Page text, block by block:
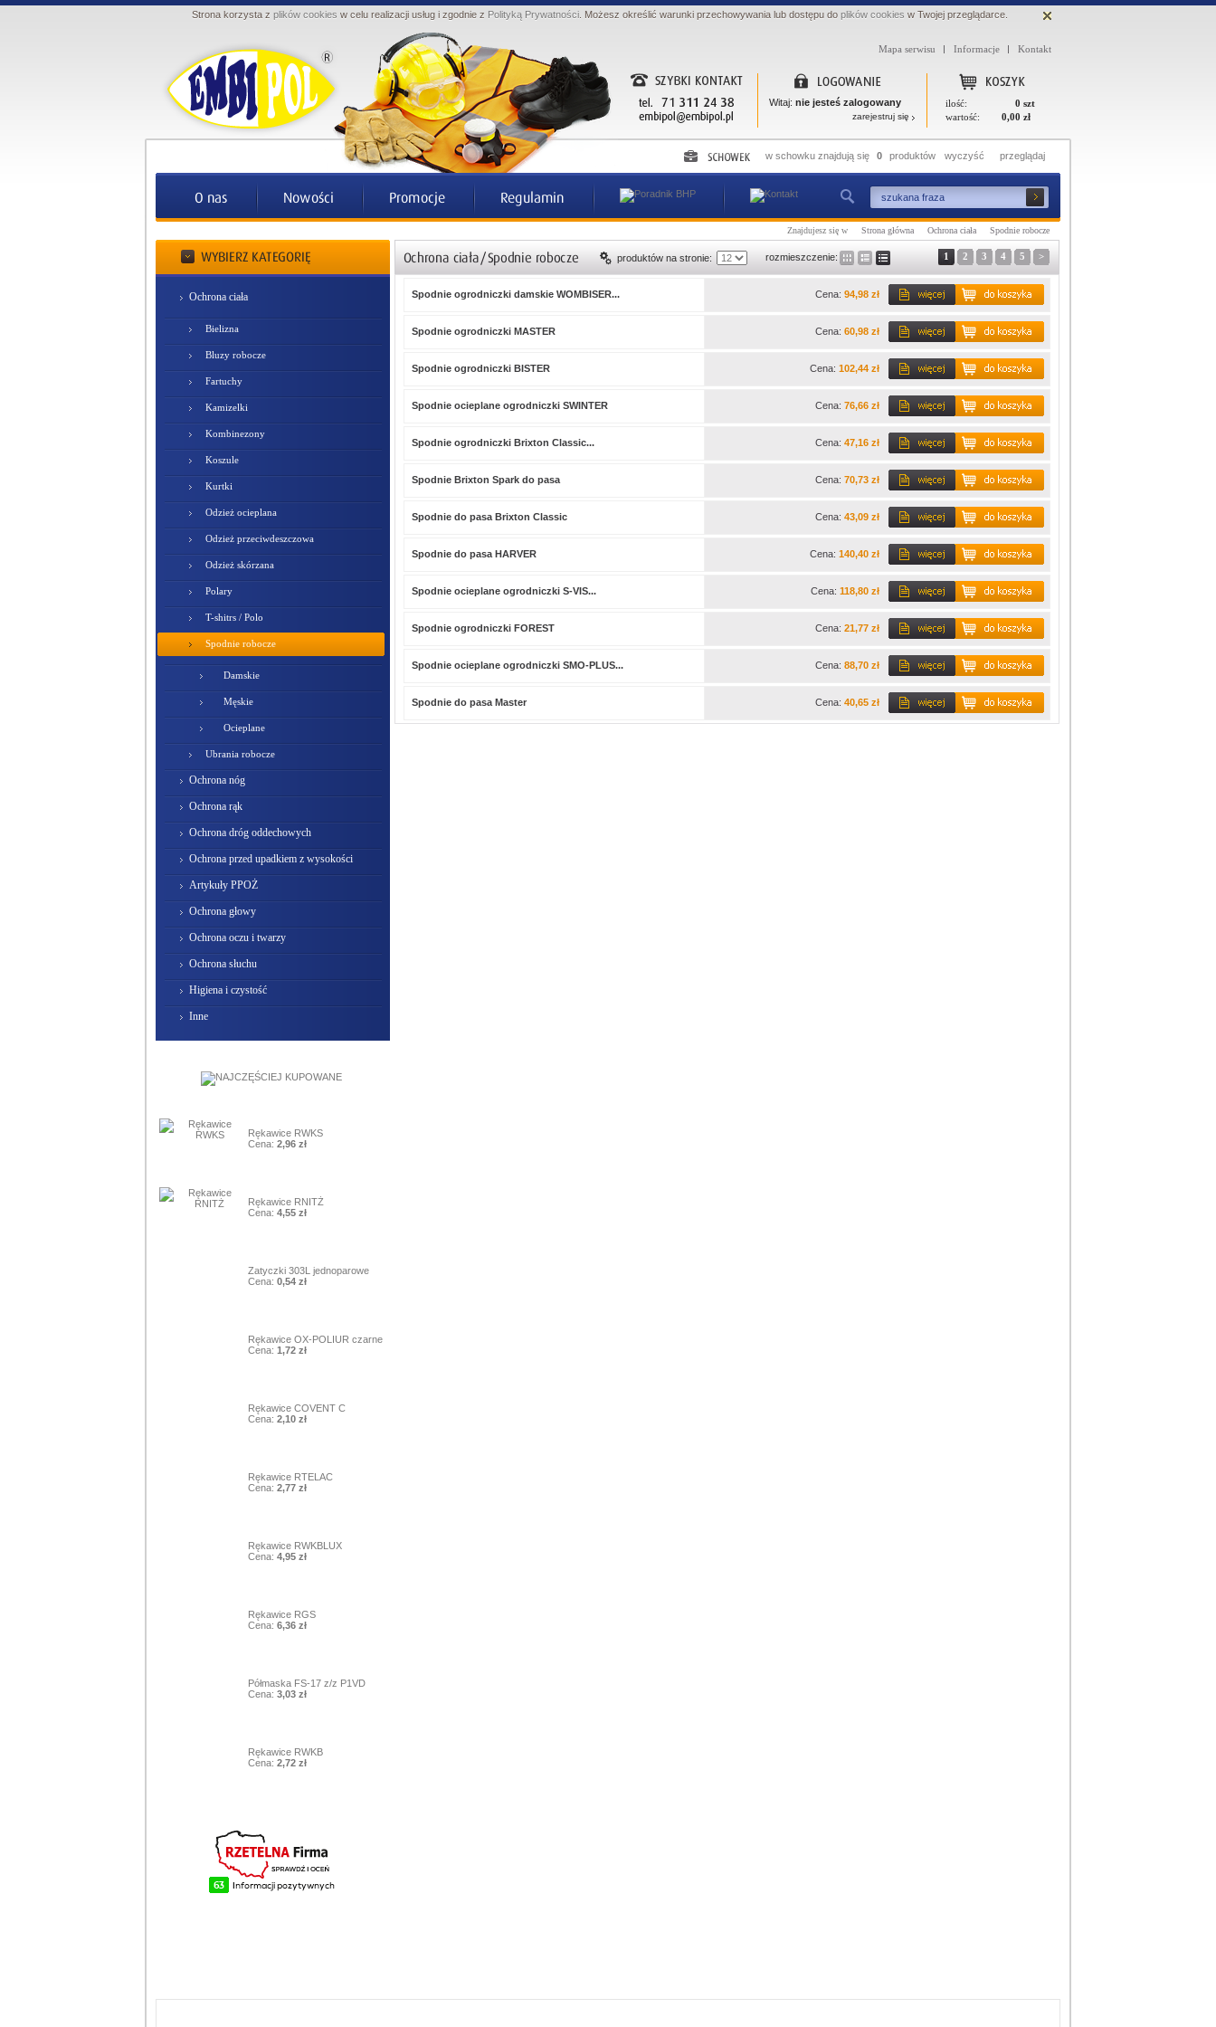
Strona korzysta z plików cookies w celu realizacji usług i zgodnie z Polityką Prywatności. Możesz określić warunki przechowywania lub dostępu doplików cookies w Twojej przeglądarce.
Mapa serwisu Informacje Kontakt
ilość:
0 szt
wartość:
0,00 zł
Witaj: nie jesteś zalogowany
zarejestruj się
w schowku znajdują się 0 produktów wyczyść przeglądaj
Znajdujesz się w Strona główna Ochrona ciała Spodnie robocze
Ochrona ciała
Bielizna
Bluzy robocze
Fartuchy
Kamizelki
Kombinezony
Koszule
Kurtki
Odzież ocieplana
Odzież przeciwdeszczowa
Odzież skórzana
Polary
T-shitrs / Polo
Spodnie robocze
Damskie
Męskie
Ocieplane
Ubrania robocze
Ochrona nóg
Ochrona rąk
Ochrona dróg oddechowych
Ochrona przed upadkiem z wysokości
Artykuły PPOŻ
Ochrona głowy
Ochrona oczu i twarzy
Ochrona słuchu
Higiena i czystość
Inne
1
Rękawice RWKS
Cena: 2,96 zł
2
Rękawice RNITŻ
Cena: 4,55 zł
Zatyczki 303L jednoparowe
Cena: 0,54 zł
Rękawice OX-POLIUR czarne
Cena: 1,72 zł
Rękawice COVENT C
Cena: 2,10 zł
Rękawice RTELAC
Cena: 2,77 zł
Rękawice RWKBLUX
Cena: 4,95 zł
Rękawice RGS
Cena: 6,36 zł
Półmaska FS-17 z/z P1VD
Cena: 3,03 zł
Rękawice RWKB
Cena: 2,72 zł
1 2 3 4 5 >
produktów na stronie: rozmieszczenie:
Spodnie ogrodniczki damskie WOMBISER... Cena: 94,98 zł
Spodnie ogrodniczki MASTER Cena: 60,98 zł
Spodnie ogrodniczki BISTER Cena: 102,44 zł
Spodnie ocieplane ogrodniczki SWINTER Cena: 76,66 zł
Spodnie ogrodniczki Brixton Classic... Cena: 47,16 zł
Spodnie Brixton Spark do pasa Cena: 70,73 zł
Spodnie do pasa Brixton Classic Cena: 43,09 zł
Spodnie do pasa HARVER Cena: 140,40 zł
Spodnie ocieplane ogrodniczki S-VIS... Cena: 118,80 zł
Spodnie ogrodniczki FOREST Cena: 21,77 zł
Spodnie ocieplane ogrodniczki SMO-PLUS... Cena: 88,70 zł
Spodnie do pasa Master Cena: 40,65 zł